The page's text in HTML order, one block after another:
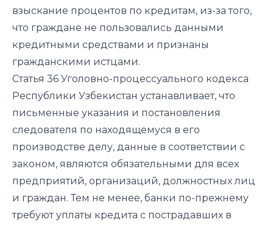
взыскание процентов по кредитам, из-за того,
что граждане не пользовались данными
кредитными средствами и признаны
гражданскими истцами.
Статья 36 Уголовно-процессуального кодекса
Республики Узбекистан устанавливает, что
письменные указания и постановления
следователя по находящемуся в его
производстве делу, данные в соответствии с
законом, являются обязательными для всех
предприятий, организаций, должностных лиц
и граждан. Тем не менее, банки по-прежнему
требуют уплаты кредита с пострадавших в